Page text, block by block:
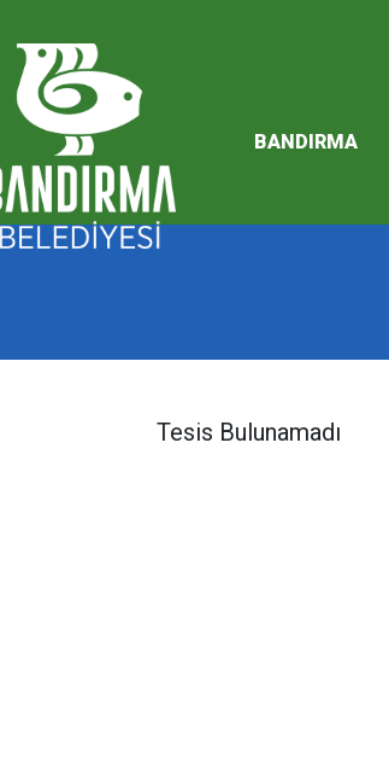
2026 Performans Programı
BANDIRMA
Tesis Bulunamadı